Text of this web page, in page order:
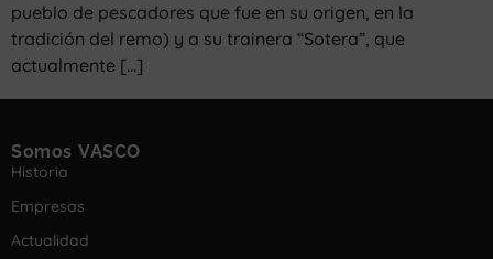
pueblo de pescadores que fue en su origen, en la
tradición del remo) y a su trainera “Sotera”, que
actualmente […]
Somos VASCO
Historia
Empresas
Actualidad